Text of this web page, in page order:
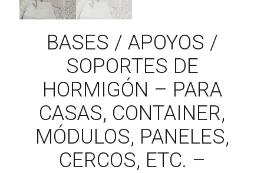
BASES / APOYOS /
SOPORTES DE
HORMIGÓN – PARA
CASAS, CONTAINER,
MÓDULOS, PANELES,
CERCOS, ETC. –